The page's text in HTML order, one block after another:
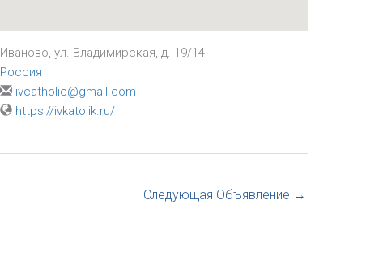
Иваново, ул. Владимирская, д. 19/14
Россия
ivcatholic@gmail.com
https://ivkatolik.ru/
Следующая Объявление →